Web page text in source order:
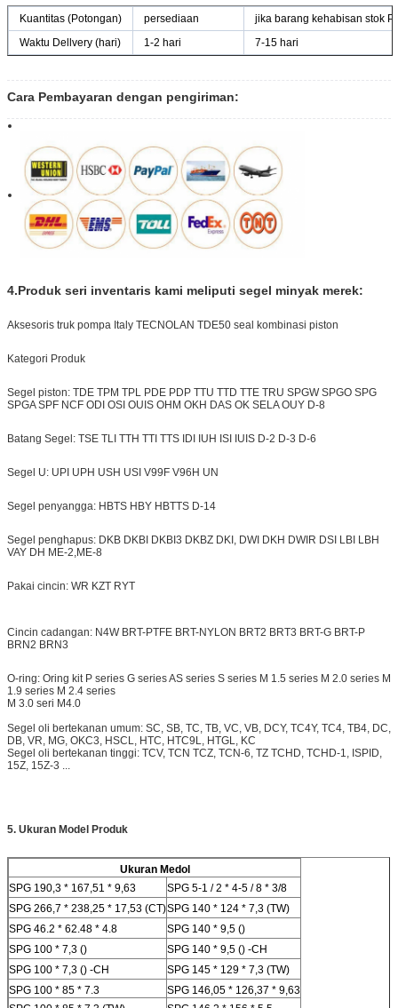
Kuantitas (Potongan) persediaan
jika barang kehabisan stok
Waktu Dellvery (hari)
1-2 hari 7-15 hari
Cara Pembayaran dengan pengiriman:
4.Produk seri inventaris kami meliputi segel minyak merek:
Aksesoris truk pompa Italy TECNOLAN TDE50 seal kombinasi piston
Kategori Produk
Segel piston: TDE TPM TPL PDE PDP TTU TTD TTE TRU SPGW SPGO SPG
SPGA SPF NCF ODI OSI OUIS OHM OKH DAS OK SELA OUY D-8
Batang Segel: TSE TLI TTH TTI TTS IDI IUH ISI IUIS D-2 D-3 D-6
Segel U: UPI UPH USH USI V99F V96H UN
Segel penyangga: HBTS HBY HBTTS D-14
Segel penghapus: DKB DKBI DKBI3 DKBZ DKI, DWI DKH DWIR DSI LBI LBH
VAY DH ME-2,ME-8
Pakai cincin: WR KZT RYT
Cincin cadangan: N4W BRT-PTFE BRT-NYLON BRT2 BRT3 BRT-G BRT-P
BRN2 BRN3
O-ring: Oring kit P series G series AS series S series M 1.5 series M 2.0 series M
1.9 series M 2.4 series
M 3.0 seri M4.0
Segel oli bertekanan umum: SC, SB, TC, TB, VC, VB, DCY, TC4Y, TC4, TB4, DC,
DB, VR, MG, OKC3, HSCL, HTC, HTC9L, HTGL, KC
Segel oli bertekanan tinggi: TCV, TCN TCZ, TCN-6, TZ TCHD, TCHD-1, ISPID,
15Z, 15Z-3 ...
5. Ukuran Model Produk
Ukuran Medol
SPG 190,3 * 167,51 * 9,63
SPG 5-1 / 2 * 4-5 / 8 * 3/8
SPG 266,7 * 238,25 * 17,53 (CT)SPG 140 * 124 * 7,3 (TW)
SPG 46.2 * 62.48 * 4.8
SPG 140 * 9,5 ()
SPG 100 * 7,3 ()
SPG 140 * 9,5 () -CH
SPG 100 * 7,3 () -CH
SPG 145 * 129 * 7,3 (TW)
SPG 100 * 85 * 7.3
SPG 146,05 * 126,37 * 9,63